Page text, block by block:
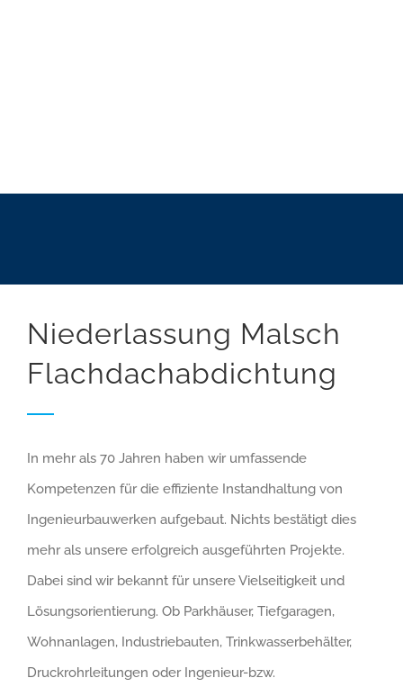
Niederlassung Malsch
Flachdachabdichtung
In mehr als 70 Jahren haben wir umfassende
Kompetenzen für die effiziente Instandhaltung von
Ingenieurbauwerken aufgebaut. Nichts bestätigt dies
mehr als unsere erfolgreich ausgeführten Projekte.
Dabei sind wir bekannt für unsere Vielseitigkeit und
Lösungsorientierung. Ob Parkhäuser, Tiefgaragen,
Wohnanlagen, Industriebauten, Trinkwasserbehälter,
Druckrohrleitungen oder Ingenieur-bzw.